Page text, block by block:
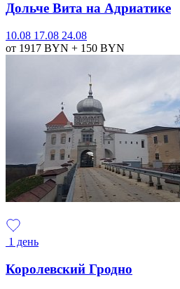
Дольче Вита на Адриатике
10.08 17.08 24.08
от 1917 BYN + 150 BYN
1 день
Королевский Гродно